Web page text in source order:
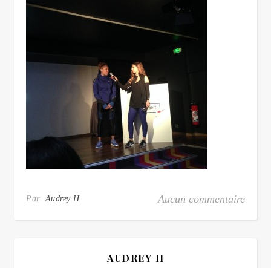
ParAudrey H Aucun commentaire
AUDREY H